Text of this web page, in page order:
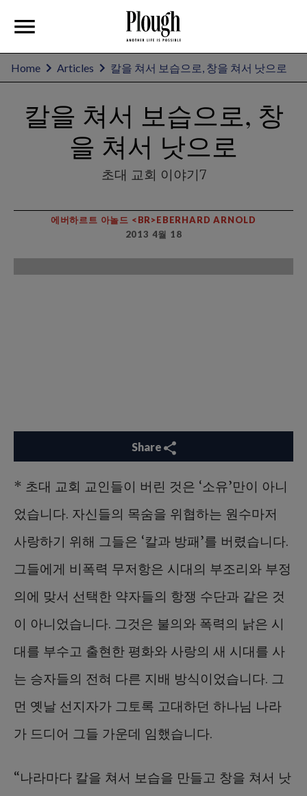
Home Articles 칼을 쳐서 보습으로, 창을 쳐서 낫으로
칼을 쳐서 보습으로, 창
을 쳐서 낫으로
초대 교회 이야기7
에버하르트 아놀드 <BR>EBERHARD ARNOLD
2013 4월 18
Share
* 초대 교회 교인들이 버린 것은 ‘소유’만이 아니
었습니다. 자신들의 목숨을 위협하는 원수마저
사랑하기 위해 그들은 ‘칼과 방패’를 버렸습니다.
그들에게 비폭력 무저항은 시대의 부조리와 부정
의에 맞서 선택한 약자들의 항쟁 수단과 같은 것
이 아니었습니다. 그것은 불의와 폭력의 낡은 시
대를 부수고 출현한 평화와 사랑의 새 시대를 사
는 승자들의 전혀 다른 지배 방식이었습니다. 그
먼 옛날 선지자가 그토록 고대하던 하나님 나라
가 드디어 그들 가운데 임했습니다.
“나라마다 칼을 쳐서 보습을 만들고 창을 쳐서 낫